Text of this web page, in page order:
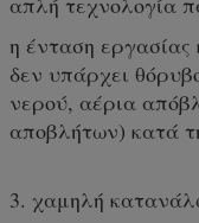
η ένταση
δεν υπάρχει
νερού, αέρια
αποβλήτων) κατά
3. χαμηλή